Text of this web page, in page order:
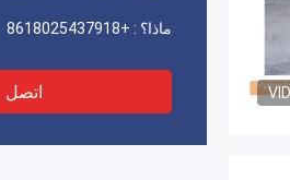
ماذا؟ : +8618025437918
اتصل